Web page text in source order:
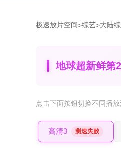
极速放片空间>综艺>大陆
地球超新鲜第
点击下面按钮切换不同播
高清3 测速失败